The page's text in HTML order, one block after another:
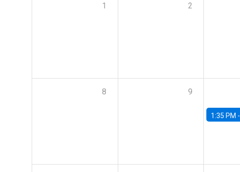
1 2
8 9
1:35 PM -